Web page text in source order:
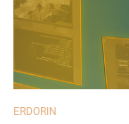
ERDORIN